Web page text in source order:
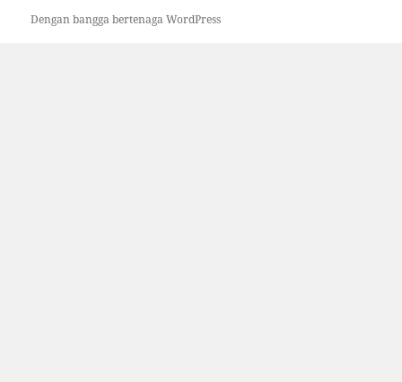
Dengan bangga bertenaga WordPress